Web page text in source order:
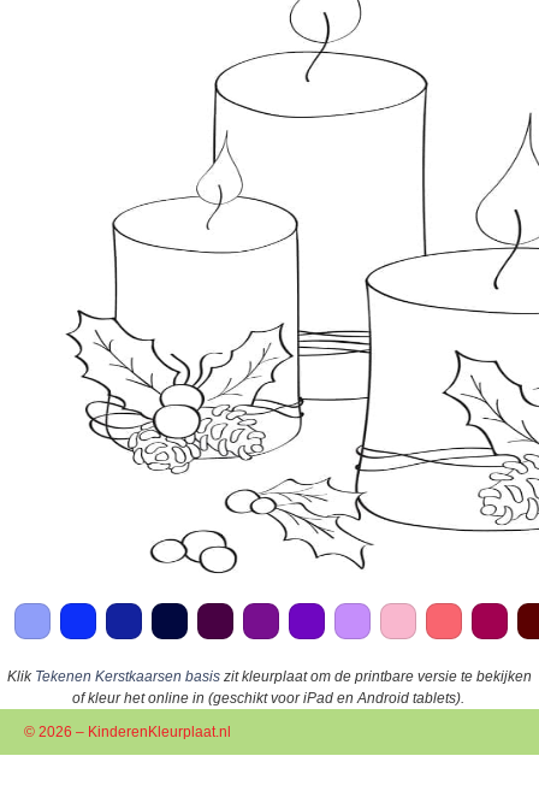
Klik Tekenen Kerstkaarsen basis zit kleurplaat om de printbare versie te bekijken
of kleur het online in (geschikt voor iPad en Android tablets).
© 2026 – KinderenKleurplaat.nl